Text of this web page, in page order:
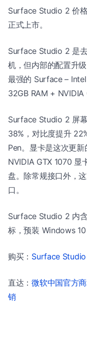
Surface Studio 2 价
正式上市。
Surface Studio 2 是
机，但内部的配置升
最强的 Surface –
32GB RAM + NVIDIA
Surface Studio 2 屏
38%，对比度提升
Pen。显卡是这次更
NVIDIA GTX 1070 显
盘。除常规接口外，
口。
Surface Studio 2 内
标，预装 Windows
购买： Surface
直达：微软中国官方
销